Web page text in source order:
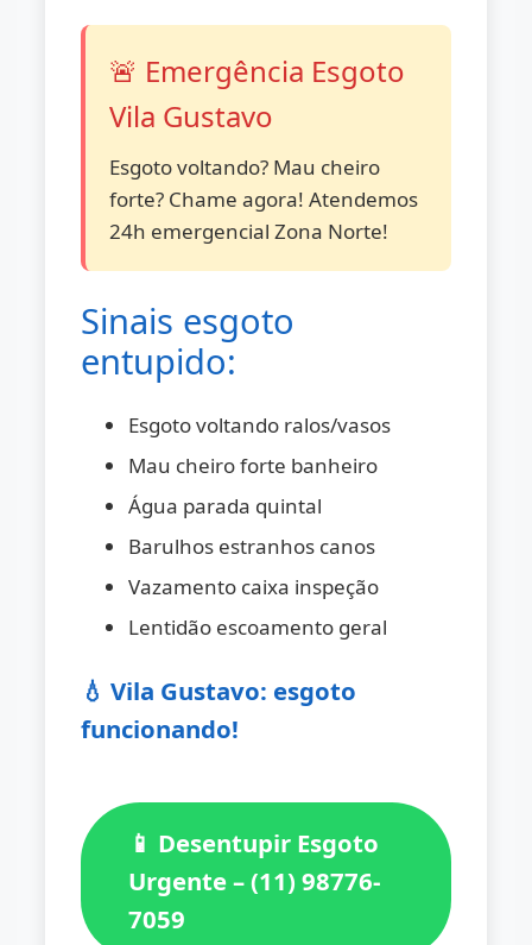
🚨 Emergência Esgoto
Vila Gustavo
Esgoto voltando? Mau cheiro
forte? Chame agora! Atendemos
24h emergencial Zona Norte!
Sinais esgoto
entupido:
Esgoto voltando ralos/vasos
Mau cheiro forte banheiro
Água parada quintal
Barulhos estranhos canos
Vazamento caixa inspeção
Lentidão escoamento geral
💧 Vila Gustavo: esgoto
funcionando!
📱 Desentupir Esgoto
Urgente – (11) 98776-
7059